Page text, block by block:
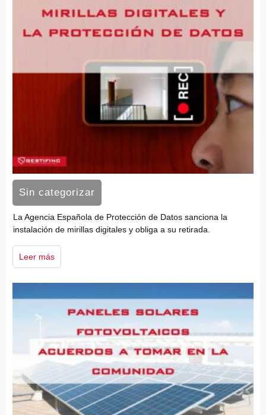
Sin categorizar
La Agencia Española de Protección de Datos sanciona la
instalación de mirillas digitales y obliga a su retirada.
Leer más